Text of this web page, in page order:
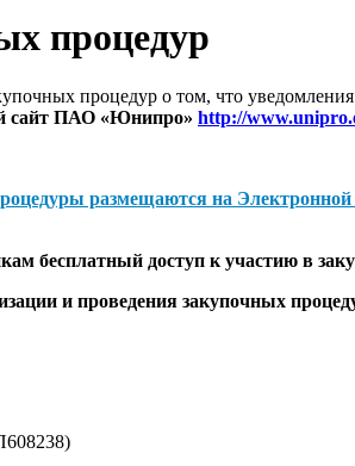
процедур
процедур о том, что
сайт ПАО «Юнипро» http://
размещаются на
бесплатный доступ к участию в
и проведения закупочных